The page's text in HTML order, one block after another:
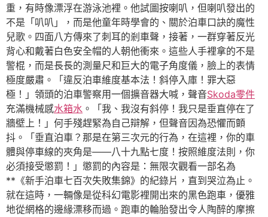
重，有時像漂浮在游泳池裡。他試圖按喇叭，但喇叭發出的
不是「叭叭」，而是他童年時學會的、關於泊車口訣的魔性
兒歌。四面八方傳來了刺耳的剎車聲，接著，一群穿著反光
背心和戴著白色安全帽的人朝他衝來。這些人手裡拿的不是
警棍，而是長長的測量尺和巨大的電子角度儀，臉上的表情
極度嚴肅。「違反泊車維度基本法！斜停入庫！罪大惡
極！」領頭的泊車警察用一個擴音器大喊，聲音Skoda零件
充滿機械感水箱水 。「我、我沒有斜停！我只是垂直停在了
牆壁上！」何手殘趕緊為自己辯解，但聲音因為恐懼而顫
抖。「垂直泊車？那是在第三次元的行為，在這裡，你的車
體與停車線的夾角是——八十九點七度！按照維度法則，你
必須接受懲罰！」懲罰的內容是：無限次觀看一部名為
**《新手泊車七百次失敗集錦》的紀錄片，直到哭泣為止。
就在這時，一輛像是從科幻電影裡開出來的黑色跑車，優雅
地從網格的邊緣漂移而過。跑車的輪胎發出令人陶醉的摩擦